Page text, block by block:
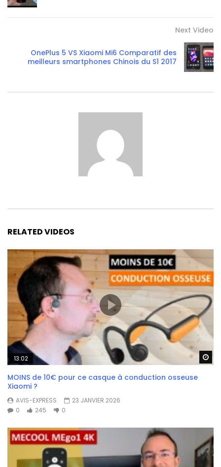
Next Video
OnePlus 5 VS Xiaomi Mi6 Comparatif des
meilleurs smartphones Chinois du S1 2017
RELATED VIDEOS
13:02
MOINS de 10€ pour ce casque à conduction osseuse
Xiaomi ?
AVIS-EXPRESS
23 JANVIER 2026
0
245 0